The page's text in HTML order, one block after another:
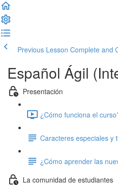
Previous Lesson Complete and
Español Ágil
Presentación
¿Cómo funciona el
Caracteres especiales y
¿Cómo aprender las
La comunidad de estudiantes